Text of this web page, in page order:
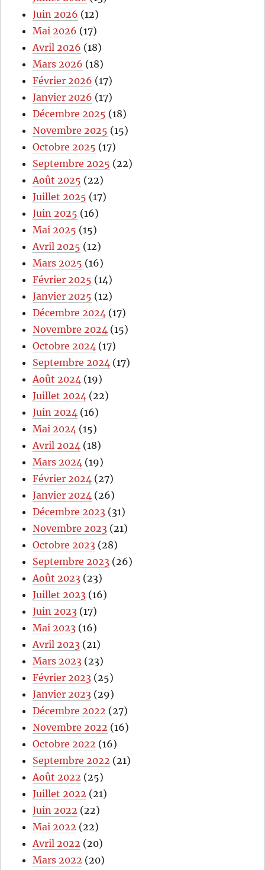
Juin 2026 (12)
Mai 2026 (17)
Avril 2026 (18)
Mars 2026 (18)
Février 2026 (17)
Janvier 2026 (17)
Décembre 2025 (18)
Novembre 2025 (15)
Octobre 2025 (17)
Septembre 2025 (22)
Août 2025 (22)
Juillet 2025 (17)
Juin 2025 (16)
Mai 2025 (15)
Avril 2025 (12)
Mars 2025 (16)
Février 2025 (14)
Janvier 2025 (12)
Décembre 2024 (17)
Novembre 2024 (15)
Octobre 2024 (17)
Septembre 2024 (17)
Août 2024 (19)
Juillet 2024 (22)
Juin 2024 (16)
Mai 2024 (15)
Avril 2024 (18)
Mars 2024 (19)
Février 2024 (27)
Janvier 2024 (26)
Décembre 2023 (31)
Novembre 2023 (21)
Octobre 2023 (28)
Septembre 2023 (26)
Août 2023 (23)
Juillet 2023 (16)
Juin 2023 (17)
Mai 2023 (16)
Avril 2023 (21)
Mars 2023 (23)
Février 2023 (25)
Janvier 2023 (29)
Décembre 2022 (27)
Novembre 2022 (16)
Octobre 2022 (16)
Septembre 2022 (21)
Août 2022 (25)
Juillet 2022 (21)
Juin 2022 (22)
Mai 2022 (22)
Avril 2022 (20)
Mars 2022 (20)